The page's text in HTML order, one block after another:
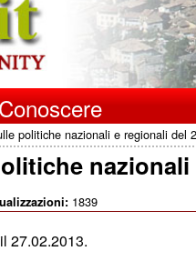
politiche nazionali e regionali del
nazionali
1839
27.02.2013.